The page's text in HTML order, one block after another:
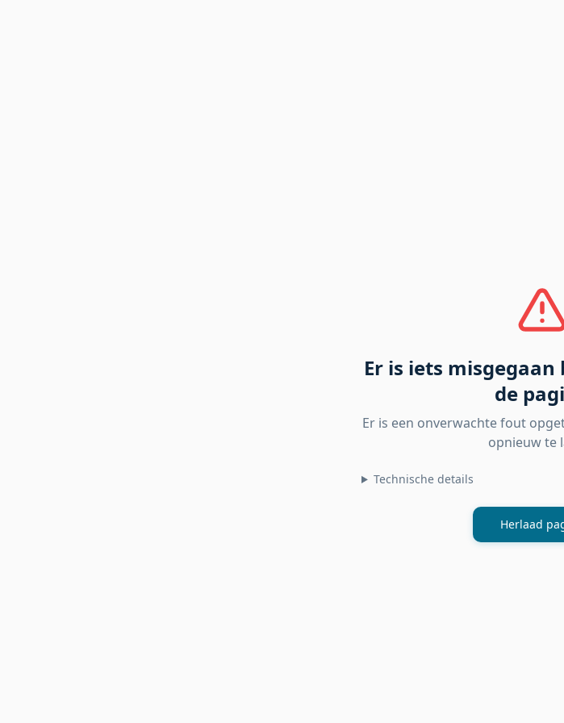
Er is iets
de
Er is een onverwachte fout
opnieuw te
Technische details
Herlaad